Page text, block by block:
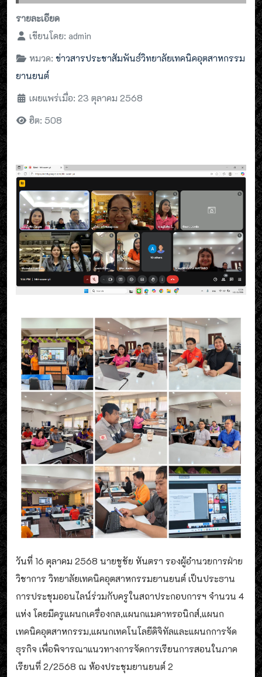
รายละเอียด
เขียนโดย: admin
หมวด: ข่าวสารประชาสัมพันธ์วิทยาลัยเทคนิคอุตสาหกรรม
ยานยนต์
เผยแพร่เมื่อ: 23 ตุลาคม 2568
ฮิต: 508
วันที่ 16 ตุลาคม​ 2568​ นายชูชัย หันตรา รองผู้อำนวยการ​ฝ่าย​
วิชาการ​ วิทยาลัย​เทคนิค​อุตสาหกรรม​ยานยนต์​ เป็น​ประธาน​
การประชุม​ออนไลน์​ร่วมกับครูในสถาประกอบ​การฯ จำนวน​ 4
แห่ง โดยมีครูแผนกเครื่องกล,แผนกแมคาทรอนิกส์​,แผนก
เทคนิค​อุตสาหกรรม​,แผนกเทคโนโลยี​ดิจิทัล​และแผน​กการจัด​
ธุรกิจ​ เพื่อพิจารณา​แนวทางการจัดการเรียน​การ​สอน​ในภาค
เรียน​ที่ 2/2568 ณ ห้องประชุม​ยานยนต์​ 2